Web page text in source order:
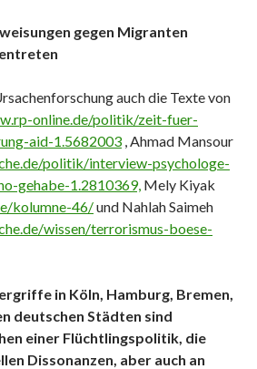
gegen Migranten
auch die Texte von
online.de/politik/zeit-fuer-
aid-1.5682003 , Ahmad Mansour
politik/interview-psychologe-
gehabe-1.2810369, Mely Kiyak
kolumne-46/und Nahlah Saimeh
wissen/terrorismus-boese-
in Köln, Hamburg, Bremen,
deutschen Städten sind
einer Flüchtlingspolitik, die
Dissonanzen, aber auch an